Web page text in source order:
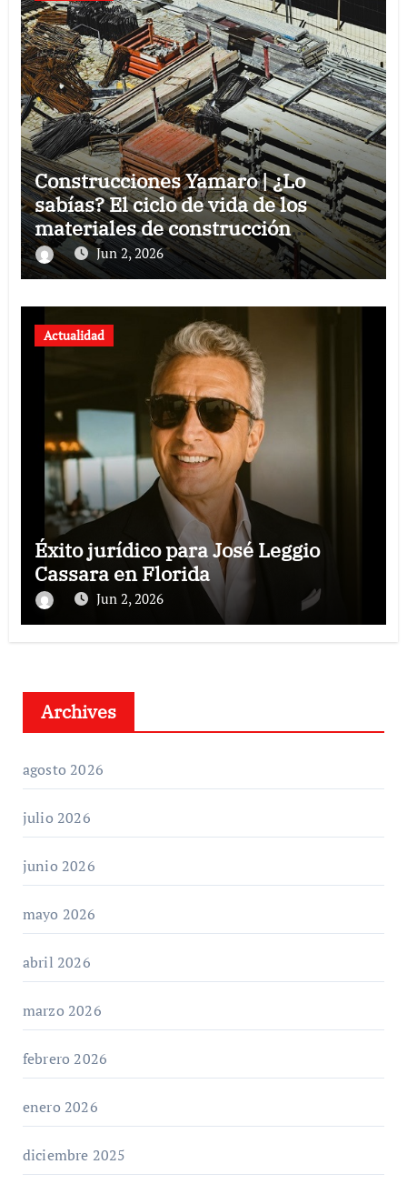
Construcciones Yamaro | ¿Lo
sabías? El ciclo de vida de los
materiales de construcción
revoluciona eficiencia en proyectos
modernos
Jun 2, 2026
Actualidad
Éxito jurídico para José Leggio
Cassara en Florida
Jun 2, 2026
Archives
agosto 2026
julio 2026
junio 2026
mayo 2026
abril 2026
marzo 2026
febrero 2026
enero 2026
diciembre 2025